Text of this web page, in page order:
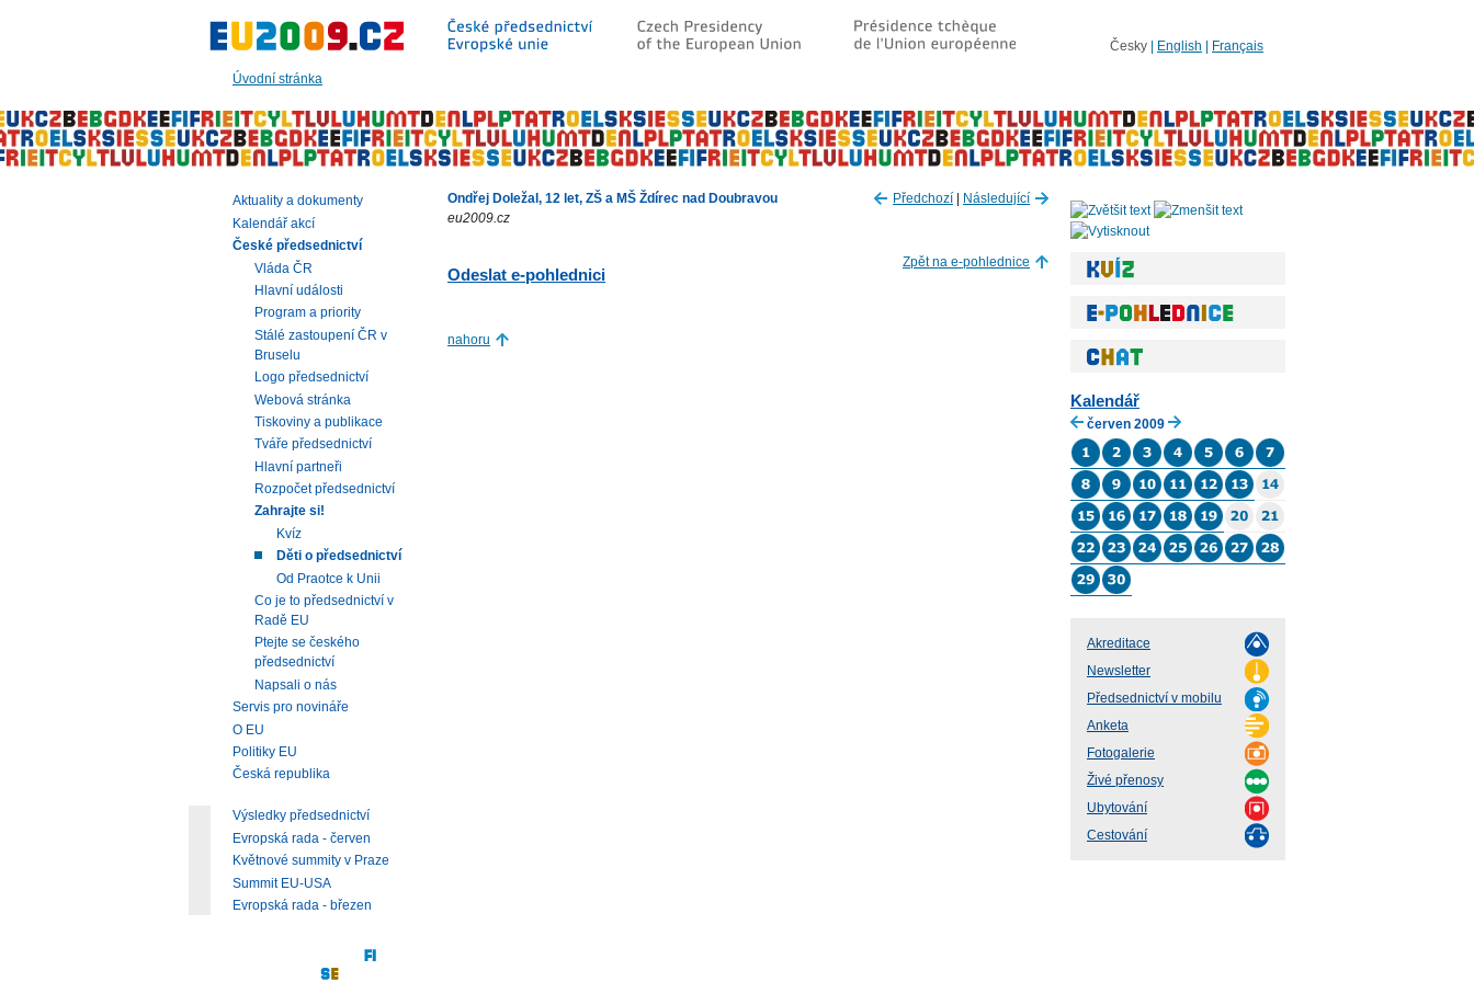
Česky English Français
Úvodní stránka
hlavní
|
navigaci
|
vyhledávání
Ondřej Doležal, 12 let, ZŠ a MŠ Ždírec nad Doubravou
eu2009.cz
Předchozí Následující
Zpět na e-pohlednice
Odeslat e-pohlednici
nahoru
Kalendář
červen 2009
Akreditace
Newsletter
Předsednictví v mobilu
Anketa
Fotogalerie
Živé přenosy
Ubytování
Cestování
Aktuality a dokumenty
Kalendář akcí
České předsednictví
Vláda ČR
Hlavní události
Program a priority
Stálé zastoupení ČR v
Bruselu
Logo předsednictví
Webová stránka
Tiskoviny a publikace
Tváře předsednictví
Hlavní partneři
Rozpočet předsednictví
Zahrajte si!
Kvíz
Děti o předsednictví
Od Praotce k Unii
Co je to předsednictví v
Radě EU
Ptejte se českého
předsednictví
Napsali o nás
Servis pro novináře
O EU
Politiky EU
Česká republika
Výsledky předsednictví
Evropská rada - červen
Květnové summity v Praze
Summit EU-USA
Evropská rada - březen